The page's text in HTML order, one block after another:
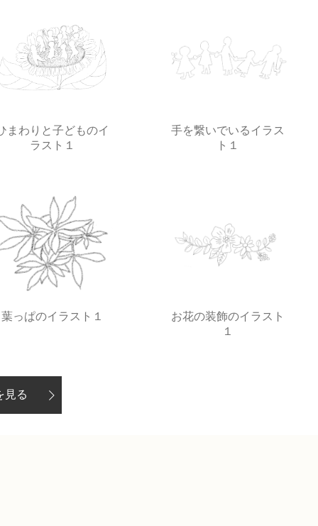
まわりと子どものイ
ラスト１
手を繋いでいるイラス
ト１
葉っぱのイラスト１
お花の装飾のイラスト
１
見る